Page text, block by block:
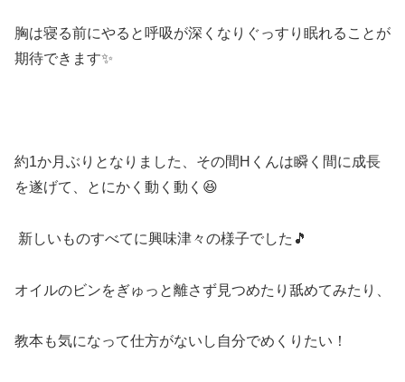
胸は寝る前にやると呼吸が深くなりぐっすり眠れることが
期待できます✨
約1か月ぶりとなりました、その間Hくんは瞬く間に成長
を遂げて、とにかく動く動く😆
新しいものすべてに興味津々の様子でした🎵
オイルのビンをぎゅっと離さず見つめたり舐めてみたり、
教本も気になって仕方がないし自分でめくりたい！